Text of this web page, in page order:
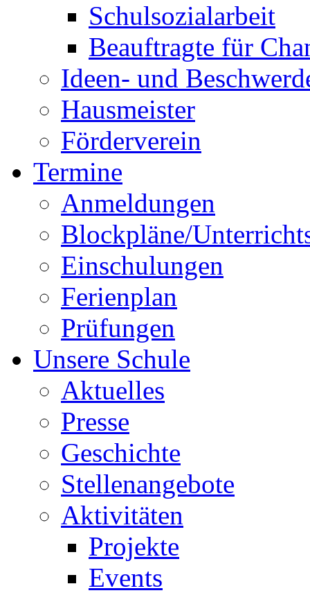
Schulsozialarbeit
Beauftragte für
Ideen- und
Hausmeister
Förderverein
Termine
Anmeldungen
Blockpläne/
Einschulungen
Ferienplan
Prüfungen
Unsere Schule
Aktuelles
Presse
Geschichte
Stellenangebote
Aktivitäten
Projekte
Events